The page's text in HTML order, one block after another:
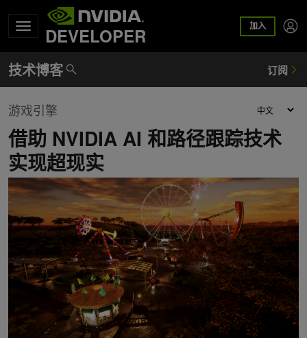
DEVELOPER 加入
游戏引擎
借助 NVIDIA AI 和路径跟踪技术
实现超现实